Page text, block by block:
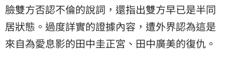
臉雙方否認不倫的說詞，還指出雙方早已是半同
居狀態。過度詳實的證據內容，遭外界認為這是
來自為愛息影的田中圭正宮、田中廣美的復仇。